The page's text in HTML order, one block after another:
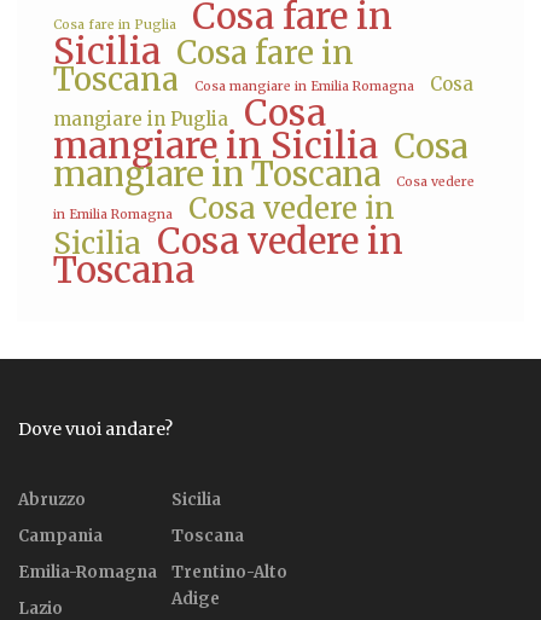
Cosa fare in Puglia Cosa fare in
Sicilia Cosa fare in
Toscana Cosa mangiare in Emilia Romagna
Cosa
mangiare in Puglia
Cosa
mangiare in Sicilia Cosa
mangiare in Toscana Cosa vedere
in Emilia Romagna
Cosa vedere in
Sicilia Cosa vedere in
Toscana
Dove vuoi andare?
Abruzzo
Campania
Emilia-Romagna
Lazio
Sicilia
Toscana
Trentino-Alto
Adige